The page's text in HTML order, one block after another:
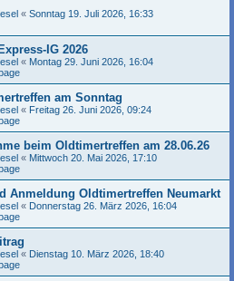
« Sonntag 19. Juli 2026, 16:33
IG 2026
« Montag 29. Juni 2026, 16:04
am Sonntag
« Freitag 26. Juni 2026, 09:24
beim Oldtimertreffen am 28.06.26
« Mittwoch 20. Mai 2026, 17:10
Anmeldung Oldtimertreffen Neumarkt
« Donnerstag 26. März 2026, 16:04
« Dienstag 10. März 2026, 18:40